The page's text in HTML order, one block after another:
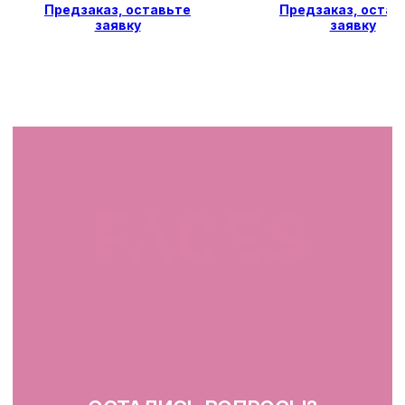
Предзаказ, оставьте
заявку
Предзаказ,
заявку
СВЯЖИТЕСЬ С НАМИ
SPF